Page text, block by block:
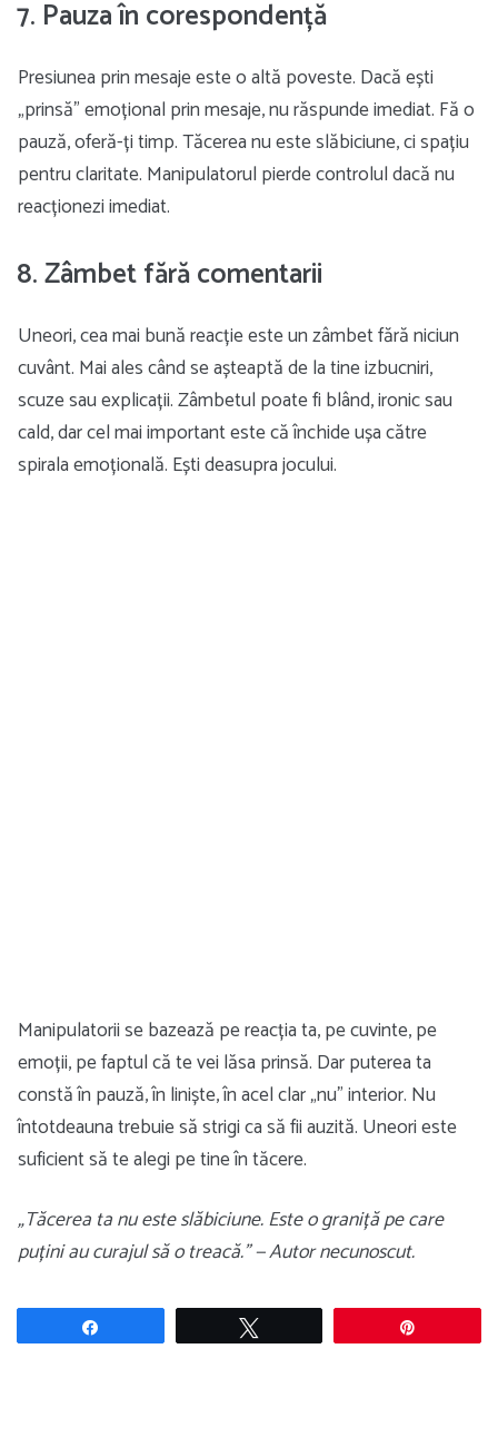
7. Pauza în corespondență
Presiunea prin mesaje este o altă poveste. Dacă ești
„prinsă” emoțional prin mesaje, nu răspunde imediat. Fă o
pauză, oferă-ți timp. Tăcerea nu este slăbiciune, ci spațiu
pentru claritate. Manipulatorul pierde controlul dacă nu
reacționezi imediat.
8. Zâmbet fără comentarii
Uneori, cea mai bună reacție este un zâmbet fără niciun
cuvânt. Mai ales când se așteaptă de la tine izbucniri,
scuze sau explicații. Zâmbetul poate fi blând, ironic sau
cald, dar cel mai important este că închide ușa către
spirala emoțională. Ești deasupra jocului.
Manipulatorii se bazează pe reacția ta, pe cuvinte, pe
emoții, pe faptul că te vei lăsa prinsă. Dar puterea ta
constă în pauză, în liniște, în acel clar „nu” interior. Nu
întotdeauna trebuie să strigi ca să fii auzită. Uneori este
suficient să te alegi pe tine în tăcere.
„Tăcerea ta nu este slăbiciune. Este o graniță pe care
puțini au curajul să o treacă.” — Autor necunoscut.